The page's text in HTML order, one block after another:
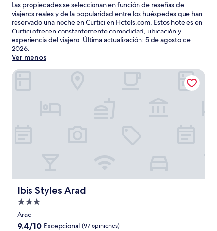
Las propiedades se seleccionan en función de reseñas de
viajeros reales y de la popularidad entre los huéspedes que han
reservado una noche en Curtici en Hotels.com. Estos hoteles en
Curtici ofrecen constantemente comodidad, ubicación y
experiencia del viajero. Última actualización: 5 de agosto de
2026.
Ver menos
Ibis Styles Arad
Ibis Styles Arad
Propiedad
de
3.0
Arad
9.4
9.4/10 Excepcional (97 opiniones)
Ibis Styles Arad